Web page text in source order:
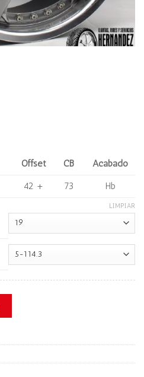
Offset CB
Acabado
42 + 73 Hb
LIMPIAR